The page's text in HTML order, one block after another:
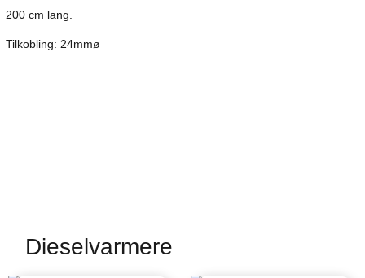
200 cm lang.
Tilkobling: 24mmø
Dieselvarmere